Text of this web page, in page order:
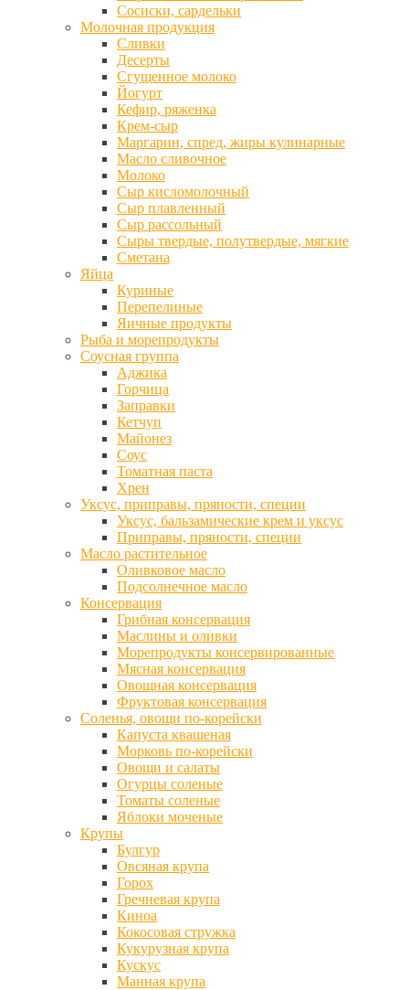
Сосиски, сардельки
Молочная продукция
Сливки
Десерты
Сгущенное молоко
Йогурт
Кефир, ряженка
Крем-сыр
Маргарин, спред, жиры кулинарные
Масло сливочное
Молоко
Сыр кисломолочный
Сыр плавленный
Сыр рассольный
Сыры твердые, полутвердые, мягкие
Сметана
Яйца
Куриные
Перепелиные
Яичные продукты
Рыба и морепродукты
Соусная группа
Аджика
Горчица
Заправки
Кетчуп
Майонез
Соус
Томатная паста
Хрен
Уксус, приправы, пряности, специи
Уксус, бальзамические крем и уксус
Приправы, пряности, специи
Масло растительное
Оливковое масло
Подсолнечное масло
Консервация
Грибная консервация
Маслины и оливки
Морепродукты консервированные
Мясная консервация
Овощная консервация
Фруктовая консервация
Соленья, овощи по-корейски
Капуста квашеная
Морковь по-корейски
Овощи и салаты
Огурцы соленые
Томаты соленые
Яблоки моченые
Крупы
Булгур
Овсяная крупа
Горох
Гречневая крупа
Киноа
Кокосовая стружка
Кукурузная крупа
Кускус
Манная крупа